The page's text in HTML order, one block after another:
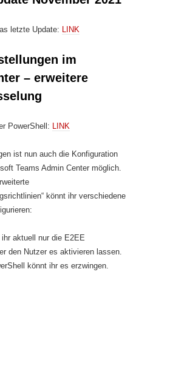
letzte Update: LINK
im
– erweitere
PowerShell: LINK
ist nun auch die Konfiguration
Teams Admin Center möglich.
könnt ihr verschiedene
ihr aktuell nur die E2EE
den Nutzer es aktivieren lassen.
könnt ihr es erzwingen.